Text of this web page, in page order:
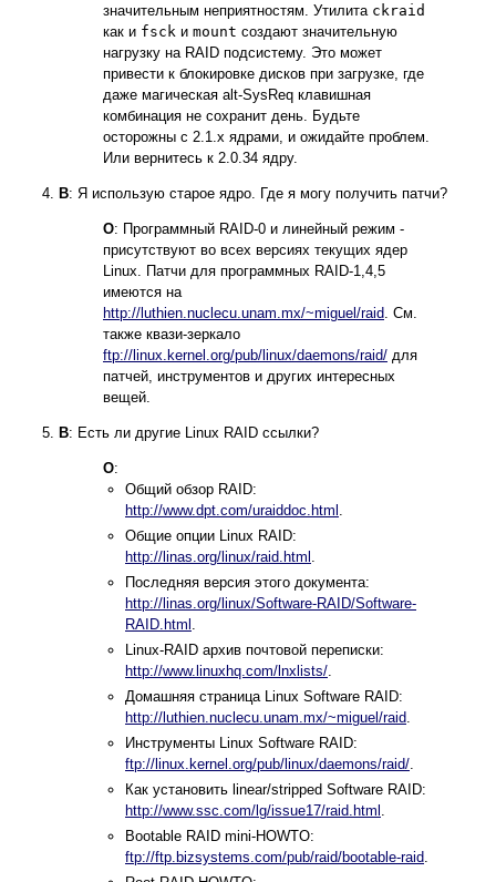
значительным неприятностям. Утилита ckraid
как и fsck и mount создают значительную
нагрузку на RAID подсистему. Это может
привести к блокировке дисков при загрузке, где
даже магическая alt-SysReq клавишная
комбинация не сохранит день. Будьте
осторожны с 2.1.x ядрами, и ожидайте проблем.
Или вернитесь к 2.0.34 ядру.
В: Я использую старое ядро. Где я могу получить патчи?
О: Программный RAID-0 и линейный режим -
присутствуют во всех версиях текущих ядер
Linux. Патчи для программных RAID-1,4,5
имеются на
http://luthien.nuclecu.unam.mx/~miguel/raid. См.
также квази-зеркало
ftp://linux.kernel.org/pub/linux/daemons/raid/ для
патчей, инструментов и других интересных
вещей.
В: Есть ли другие Linux RAID ссылки?
О:
Общий обзор RAID:
http://www.dpt.com/uraiddoc.html .
Общие опции Linux RAID:
http://linas.org/linux/raid.html .
Последняя версия этого документа:
http://linas.org/linux/Software-RAID/Software-
RAID.html .
Linux-RAID архив почтовой переписки:
http://www.linuxhq.com/lnxlists/.
Домашняя страница Linux Software RAID:
http://luthien.nuclecu.unam.mx/~miguel/raid.
Инструменты Linux Software RAID:
ftp://linux.kernel.org/pub/linux/daemons/raid/.
Как установить linear/stripped Software RAID:
http://www.ssc.com/lg/issue17/raid.html .
Bootable RAID mini-HOWTO:
ftp://ftp.bizsystems.com/pub/raid/bootable-raid.